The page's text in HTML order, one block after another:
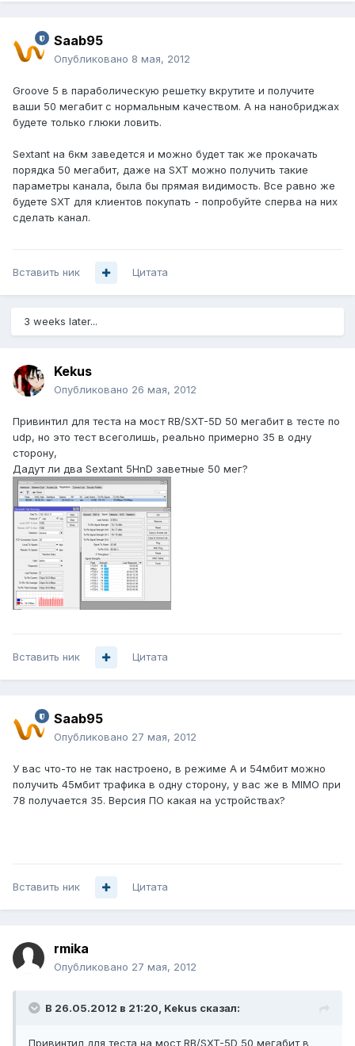
Saab95
Опубликовано 8 мая, 2012
Groove 5 в параболическую решетку вкрутите и получите
ваши 50 мегабит с нормальным качеством. А на нанобриджах
будете только глюки ловить.
Sextant на 6км заведется и можно будет так же прокачать
порядка 50 мегабит, даже на SXT можно получить такие
параметры канала, была бы прямая видимость. Все равно же
будете SXT для клиентов покупать - попробуйте сперва на них
сделать канал.
Вставить ник Цитата
3 weeks later...
Kekus
Опубликовано 26 мая, 2012
Привинтил для теста на мост RB/SXT-5D 50 мегабит в тесте по
udp, но это тест всеголишь, реально примерно 35 в одну
сторону,
Дадут ли два Sextant 5HnD заветные 50 мег?
Вставить ник Цитата
Saab95
Опубликовано 27 мая, 2012
У вас что-то не так настроено, в режиме A и 54мбит можно
получить 45мбит трафика в одну сторону, у вас же в MIMO при
78 получается 35. Версия ПО какая на устройствах?
Вставить ник Цитата
rmika
Опубликовано 27 мая, 2012
В 26.05.2012 в 21:20, Kekus сказал:
Привинтил для теста на мост RB/SXT-5D 50 мегабит в